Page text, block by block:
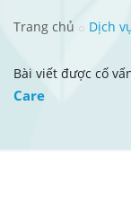
Trang chủ Dịch
Bài viết được cố
Care